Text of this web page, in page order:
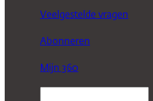
Veelgestelde vragen
Abonneren
Mijn 360